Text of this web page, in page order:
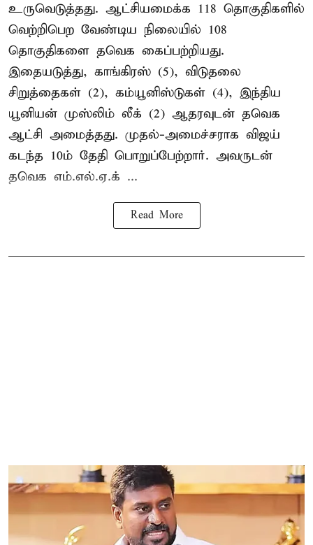
உருவெடுத்தது. ஆட்சியமைக்க 118 தொகுதிகளில்
வெற்றிபெற வேண்டிய நிலையில் 108
தொகுதிகளை தவெக கைப்பற்றியது.
இதையடுத்து, காங்கிரஸ் (5), விடுதலை
சிறுத்தைகள் (2), கம்யூனிஸ்டுகள் (4), இந்திய
யூனியன் முஸ்லிம் லீக் (2) ஆதரவுடன் தவெக
ஆட்சி அமைத்தது. முதல்-அமைச்சராக விஜய்
கடந்த 10ம் தேதி பொறுப்பேற்றார். அவருடன்
தவெக எம்.எல்.ஏ.க் ...
Read More